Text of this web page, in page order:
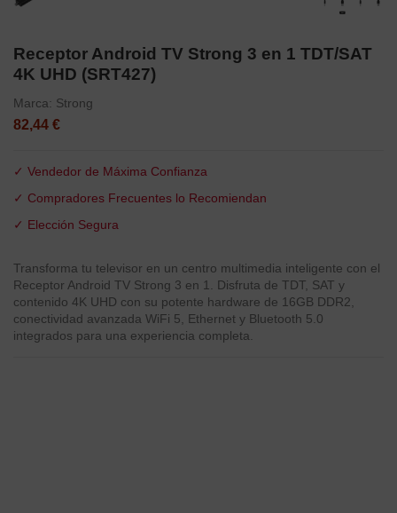
Receptor Android TV Strong 3 en 1 TDT/SAT
4K UHD (SRT427)
Marca: Strong
82,44 €
✓ Vendedor de Máxima Confianza
✓ Compradores Frecuentes lo Recomiendan
✓ Elección Segura
Transforma tu televisor en un centro multimedia inteligente con el
Receptor Android TV Strong 3 en 1. Disfruta de TDT, SAT y
contenido 4K UHD con su potente hardware de 16GB DDR2,
conectividad avanzada WiFi 5, Ethernet y Bluetooth 5.0
integrados para una experiencia completa.